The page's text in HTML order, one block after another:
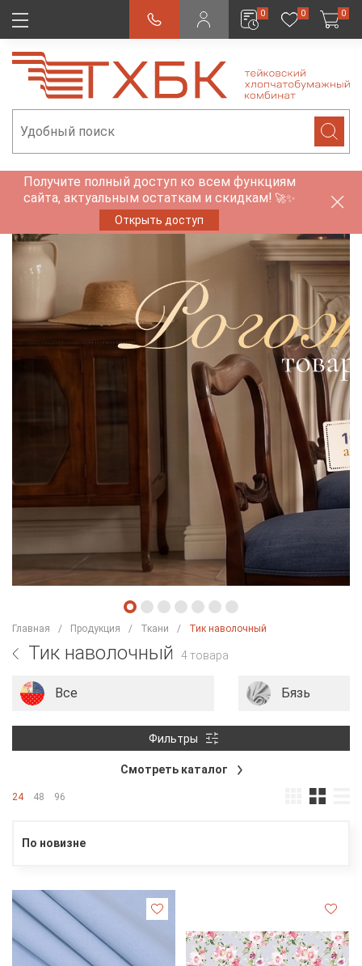
0 0 0
Получите полный доступ ко всем функциям
сайта, актуальным остаткам и скидкам! 🚀✨
Открыть доступ
Главная Продукция Ткани Тик наволочный
Тик наволочный 4 товара
Все Бязь
Фильтры
Смотреть каталог
24 48 96
По новизне